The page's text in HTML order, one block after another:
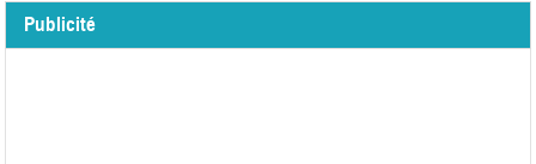
Publicité